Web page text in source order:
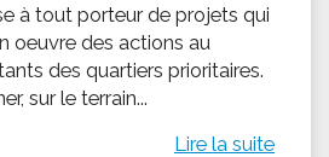
à tout porteur de projets qui
oeuvre des actions au
des quartiers prioritaires.
sur le terrain...
Lire la suite